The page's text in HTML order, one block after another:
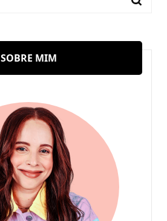
SOBRE MIM